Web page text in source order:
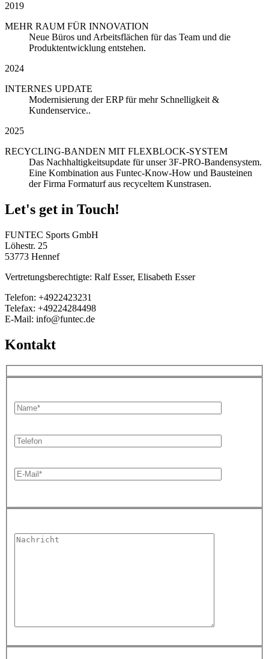
2019
MEHR RAUM FÜR INNOVATION
Neue Büros und Arbeitsflächen für das Team und die
Produktentwicklung entstehen.
2024
INTERNES UPDATE
Modernisierung der ERP für mehr Schnelligkeit &
Kundenservice..
2025
RECYCLING-BANDEN MIT FLEXBLOCK-SYSTEM
Das Nachhaltigkeitsupdate für unser 3F-PRO-Bandensystem.
Eine Kombination aus Funtec-Know-How und Bausteinen
der Firma Formaturf aus recyceltem Kunstrasen.
Let's get in Touch!
FUNTEC Sports GmbH
Löhestr. 25
53773 Hennef
Vertretungsberechtigte: Ralf Esser, Elisabeth Esser
Telefon: +4922423231
Telefax: +49224284498
E-Mail: info@funtec.de
Kontakt